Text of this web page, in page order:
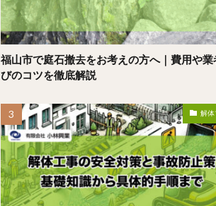
福山市で庭石撤去をお考えの方へ｜費用や業
びのコツを徹底解説
解体